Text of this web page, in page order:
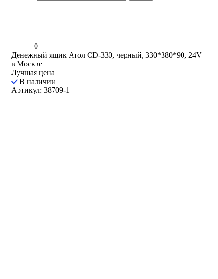
0
Денежный ящик Атол CD-330, черный, 330*380*90, 24V
в Москве
Лучшая цена
В наличии
Артикул: 38709-1